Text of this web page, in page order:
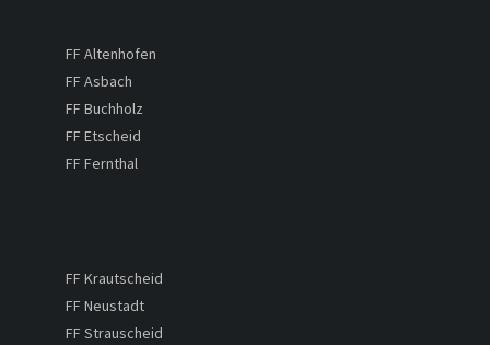
FF Altenhofen
FF Asbach
FF Buchholz
FF Etscheid
FF Fernthal
FF Krautscheid
FF Neustadt
FF Strauscheid